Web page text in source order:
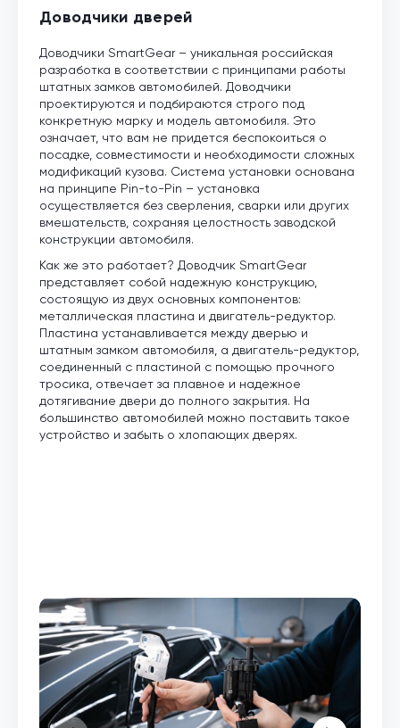
Доводчики дверей
Доводчики SmartGear – уникальная российская
разработка в соответствии с принципами работы
штатных замков автомобилей. Доводчики
проектируются и подбираются строго под
конкретную марку и модель автомобиля. Это
означает, что вам не придется беспокоиться о
посадке, совместимости и необходимости сложных
модификаций кузова. Система установки основана
на принципе Pin-to-Pin – установка
осуществляется без сверления, сварки или других
вмешательств, сохраняя целостность заводской
конструкции автомобиля.
Как же это работает? Доводчик SmartGear
представляет собой надежную конструкцию,
состоящую из двух основных компонентов:
металлическая пластина и двигатель-редуктор.
Пластина устанавливается между дверью и
штатным замком автомобиля, а двигатель-редуктор,
соединенный с пластиной с помощью прочного
тросика, отвечает за плавное и надежное
дотягивание двери до полного закрытия. На
большинство автомобилей можно поставить такое
устройство и забыть о хлопающих дверях.